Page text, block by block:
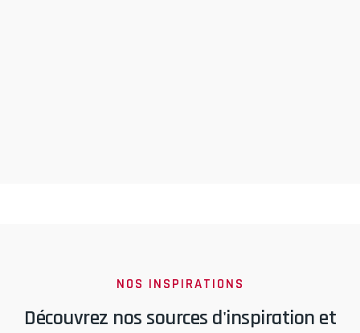
NOS INSPIRATIONS
Découvrez nos sources d'inspiration et